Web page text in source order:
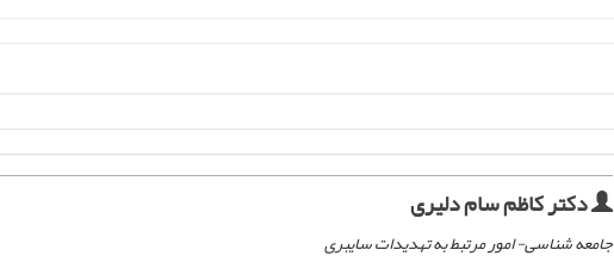
دکتر کاظم سام دلیری
جامعه شناسی- امور مرتبط به تهدیدات سایبری